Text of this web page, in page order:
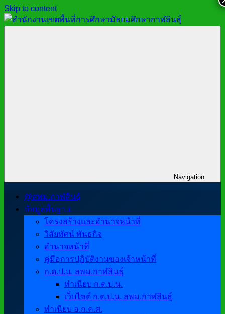
Skip to content
Navigation
@สพม.กาฬสินธุ์
ข้อมูลพื้นฐาน
โครงสร้างและอำนาจหน้าที่
วิสัยทัศน์ พันธกิจ
อำนาจหน้าที่
คู่มือการปฏิบัติงานของเจ้าหน้าที่
ก.ต.ป.น. สพม.กาฬสินธุ์
ทำเนียบ ก.ต.ป.น.
เว็บไซต์ ก.ต.ป.น. สพม.กาฬสินธุ์
ทำเนียบ อ.ก.ค.ศ.